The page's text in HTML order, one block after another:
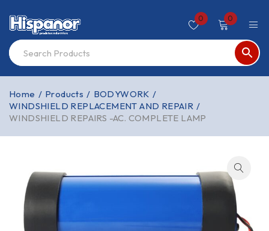
0 0
Home / Products / BODYWORK /
WINDSHIELD REPLACEMENT AND REPAIR /
WINDSHIELD REPAIRS -AC. COMPLETE LAMP